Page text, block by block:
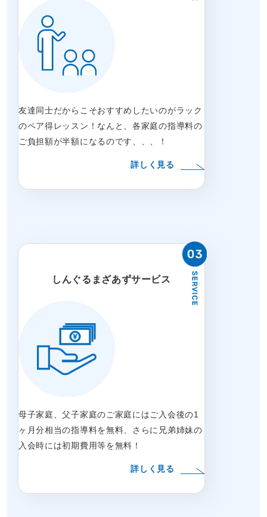
友達同士だからこそおすすめしたいのがラック
のペア得レッスン！なんと、各家庭の指導料の
ご負担額が半額になるのです、、、！
詳しく見る
しんぐるまざあずサービス
母子家庭、父子家庭のご家庭にはご入会後の1
ヶ月分相当の指導料を無料、さらに兄弟姉妹の
入会時には初期費用等を無料！
詳しく見る